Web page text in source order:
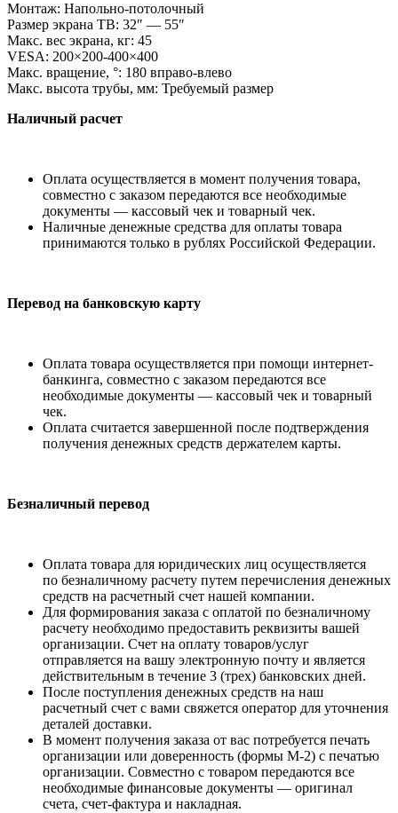
Монтаж: Напольно-потолочный
Размер экрана ТВ: 32″ — 55″
Макс. вес экрана, кг: 45
VESA: 200×200-400×400
Макс. вращение, °: 180 вправо-влево
Макс. высота трубы, мм: Требуемый размер
Наличный расчет
Оплата осуществляется в момент получения товара,
совместно с заказом передаются все необходимые
документы — кассовый чек и товарный чек.
Наличные денежные средства для оплаты товара
принимаются только в рублях Российской Федерации.
Перевод на банковскую карту
Оплата товара осуществляется при помощи интернет-
банкинга, совместно с заказом передаются все
необходимые документы — кассовый чек и товарный
чек.
Оплата считается завершенной после подтверждения
получения денежных средств держателем карты.
Безналичный перевод
Оплата товара для юридических лиц осуществляется
по безналичному расчету путем перечисления денежных
средств на расчетный счет нашей компании.
Для формирования заказа с оплатой по безналичному
расчету необходимо предоставить реквизиты вашей
организации. Счет на оплату товаров/услуг
отправляется на вашу электронную почту и является
действительным в течение 3 (трех) банковских дней.
После поступления денежных средств на наш
расчетный счет с вами свяжется оператор для уточнения
деталей доставки.
В момент получения заказа от вас потребуется печать
организации или доверенность (формы М-2) с печатью
организации. Совместно с товаром передаются все
необходимые финансовые документы — оригинал
счета, счет-фактура и накладная.